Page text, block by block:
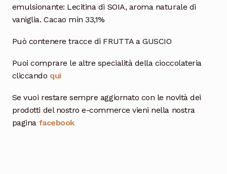
emulsionante: Lecitina di SOIA, aroma naturale di
vaniglia. Cacao min 33,1%
Può contenere tracce di FRUTTA a GUSCIO
Puoi comprare le altre specialità della cioccolateria
cliccando qui
Se vuoi restare sempre aggiornato con le novità dei
prodotti del nostro e-commerce vieni nella nostra
pagina facebook